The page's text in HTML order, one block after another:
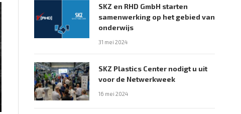
SKZ en RHD GmbH starten
samenwerking op het gebied van
onderwijs
31 mei 2024
SKZ Plastics Center nodigt u uit
voor de Netwerkweek
16 mei 2024